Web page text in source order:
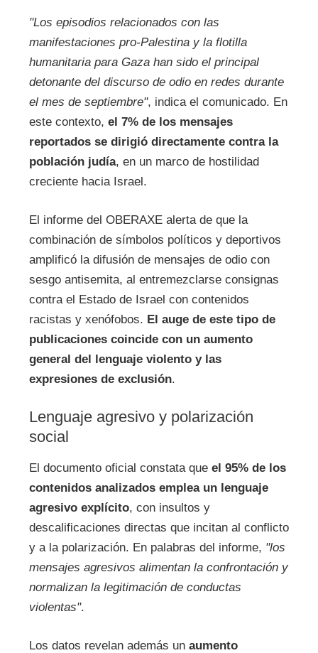
"Los episodios relacionados con las
manifestaciones pro-Palestina y la flotilla
humanitaria para Gaza han sido el principal
detonante del discurso de odio en redes durante
el mes de septiembre", indica el comunicado. En
este contexto, el 7% de los mensajes
reportados se dirigió directamente contra la
población judía, en un marco de hostilidad
creciente hacia Israel.
El informe del OBERAXE alerta de que la
combinación de símbolos políticos y deportivos
amplificó la difusión de mensajes de odio con
sesgo antisemita, al entremezclarse consignas
contra el Estado de Israel con contenidos
racistas y xenófobos. El auge de este tipo de
publicaciones coincide con un aumento
general del lenguaje violento y las
expresiones de exclusión.
Lenguaje agresivo y polarización
social
El documento oficial constata que el 95% de los
contenidos analizados emplea un lenguaje
agresivo explícito, con insultos y
descalificaciones directas que incitan al conflicto
y a la polarización. En palabras del informe, "los
mensajes agresivos alimentan la confrontación y
normalizan la legitimación de conductas
violentas".
Los datos revelan además un aumento